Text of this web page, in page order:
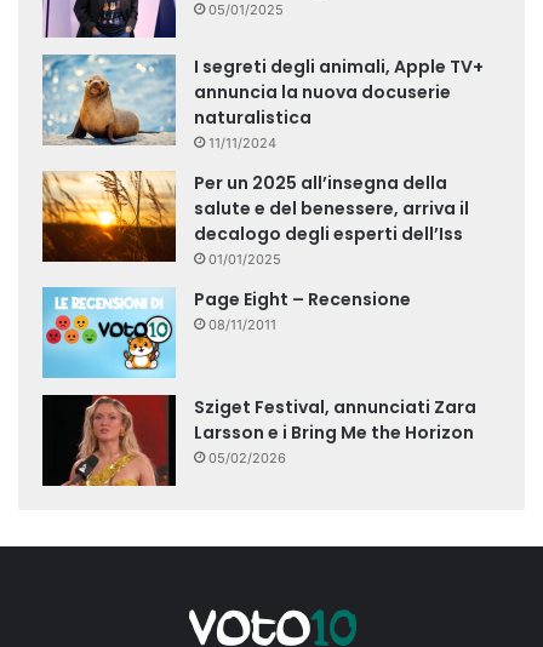
05/01/2025
I segreti degli animali, Apple TV+
annuncia la nuova docuserie
naturalistica
11/11/2024
Per un 2025 all’insegna della
salute e del benessere, arriva il
decalogo degli esperti dell’Iss
01/01/2025
Page Eight – Recensione
08/11/2011
Sziget Festival, annunciati Zara
Larsson e i Bring Me the Horizon
05/02/2026